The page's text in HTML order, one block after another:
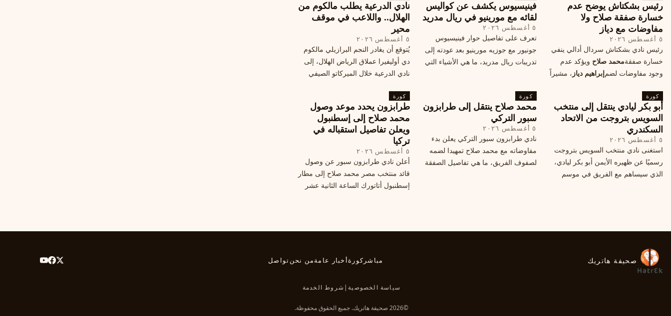
رئيس بشكتاش يوضح عدم
خسارة صفقة صلاح ولا
مفاوضات مع دياز
٥ أغسطس ٢٠٢٦
رئيس نادي بشكتاش سردال أدالي ينفي
خسارة صفقةمحمد صلاح ويؤكد عدم
وجود مفاوضات لضمإبراهيم دياز ، مشيراً
محتملة أخرى.
فينيسيوس يكشف عن كواليس
لقائه مع مورينيو في ريال مدريد
٥ أغسطس ٢٠٢٦
تعرف على تفاصيل حوار فينيسيوس
جونيور مع جوزيه مورينيو بعد عودته إلى
تدريبات ريال مدريد، ما هي الأشياء التي
نادي الدرعية يطلب مالكوم من
الهلال.. واللاعب في موقف
محير
٥ أغسطس ٢٠٢٦
يُتوقع أن يغادر النجم البرازيلي مالكوم
دي أوليفيرا عملاق الرياض الهلال، إلى
نادي الدرعية خلال الميركاتو الصيفي
هذا الانتقال، وسط تقارير تفيد أن الهلال
يرحب بفراقته.
كورة
أبو بكر ليادي ينتقل إلى منتخب
السويس بتروجت من الاتحاد
السكندري
٥ أغسطس ٢٠٢٦
استغنى نادي منتخب السويس بتروجت
رسميًا عن ظهيره الأيمن أبو بكر ليادي،
الذي سيساهم مع الفريق في موسم
كورة
محمد صلاح ينتقل إلى طرابزون
سبور التركي
٥ أغسطس ٢٠٢٦
نادي طرابزون سبور التركي يعلن بدء
مفاوضاته مع محمد صلاح تمهيدا لضمه
لصفوف الفريق، ما هي تفاصيل الصفقة
كورة
طرابزون يحدد موعد وصول
محمد صلاح إلى إسطنبول
ويعلن تفاصيل استقباله في
تركيا
٥ أغسطس ٢٠٢٦
أعلن نادي طرابزون سبور عن وصول
قائد منتخب مصر محمد صلاح إلى مطار
إسطنبول أتاتورك الساعة الثانية عشر
التركية الكبرى.
صحيفة هاتريك مباشر كورةأخبار عامةمن نحنتواصل
سياسة الخصوصية | شروط الخدمة
©2026 صحيفة هاتريك. جميع الحقوق محفوظة.